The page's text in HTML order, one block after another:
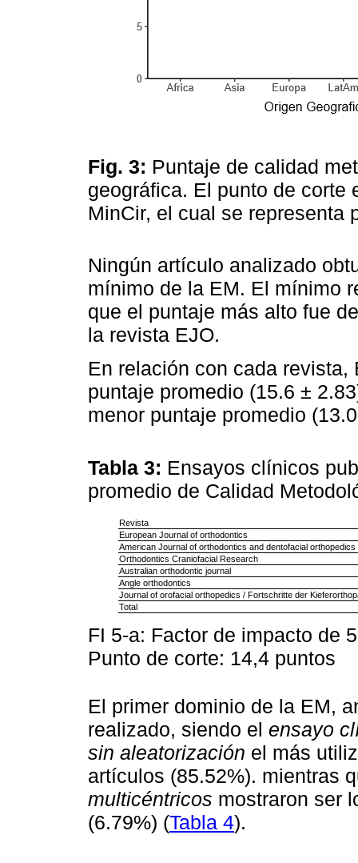
Fig. 3: Puntaje de calidad
geográfica. El punto de corte
MinCir, el cual se
Ningún artículo analizado
mínimo de la EM. El mínimo
que el puntaje más alto fue
la revista EJO.
En relación con cada
puntaje promedio (15.6 ±
menor puntaje promedio
Tabla 3: Ensayos clínicos
promedio de Calidad
Revista
European Journal of orthodontics
American Journal of orthodontics and dentofacial orthopedics
Orthodontics Craniofacial Research
Australian orthodontic journal
Angle orthodontics
Journal of orofacial orthopedics / Fortschritte der
Total
FI 5-a: Factor de impacto de
Punto de corte: 14,4 puntos
El primer dominio de la EM,
realizado, siendo el ensayo
sin aleatorización el más
artículos (85.52%). mientras
multicéntricos mostraron ser
(6.79%) (Tabla 4).